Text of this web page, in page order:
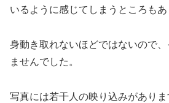
いるように感じてしまうところもあ
身動き取れないほどではないので
ませんでした。
写真には若干人の映り込みがあり